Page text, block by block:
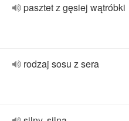
pasztet z gęsiej wątróbki
rodzaj sosu z sera